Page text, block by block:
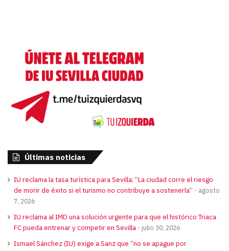
Últimas noticias
IU reclama la tasa turística para Sevilla: “La ciudad corre el riesgo
de morir de éxito si el turismo no contribuye a sostenerla”
agosto
7, 2026
IU reclama al IMD una solución urgente para que el histórico Triaca
FC pueda entrenar y competir en Sevilla
julio 30, 2026
Ismael Sánchez (IU) exige a Sanz que “no se apague por